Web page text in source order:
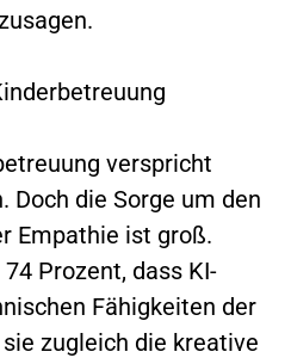
verspricht
Doch die Sorge um den
Empathie ist groß.
Prozent, dass KI-
Fähigkeiten der
zugleich die kreative